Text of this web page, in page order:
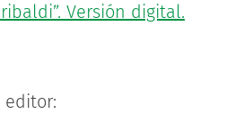
Versión digital.
editor: